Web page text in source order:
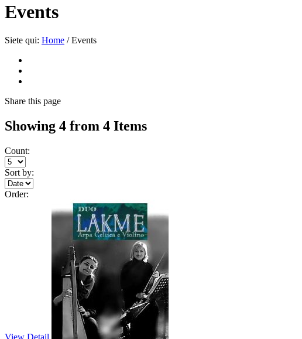
Events
Siete qui: Home / Events
Share this page
Showing 4 from 4 Items
Count:
Sort by:
Order: